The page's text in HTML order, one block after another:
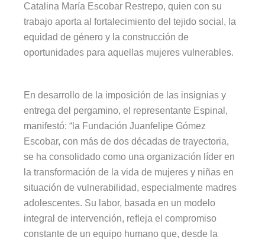
Catalina María Escobar Restrepo, quien con su
trabajo aporta al fortalecimiento del tejido social, la
equidad de género y la construcción de
oportunidades para aquellas mujeres vulnerables.
En desarrollo de la imposición de las insignias y
entrega del pergamino, el representante Espinal,
manifestó: “la Fundación Juanfelipe Gómez
Escobar, con más de dos décadas de trayectoria,
se ha consolidado como una organización líder en
la transformación de la vida de mujeres y niñas en
situación de vulnerabilidad, especialmente madres
adolescentes. Su labor, basada en un modelo
integral de intervención, refleja el compromiso
constante de un equipo humano que, desde la